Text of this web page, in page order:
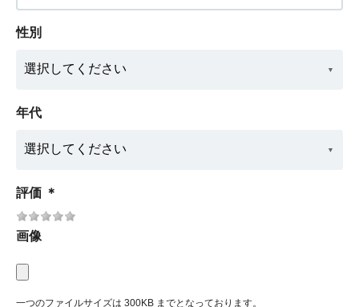
性別
年代
評価 ＊
画像
一つのファイルサイズは 300KB までとなっております。